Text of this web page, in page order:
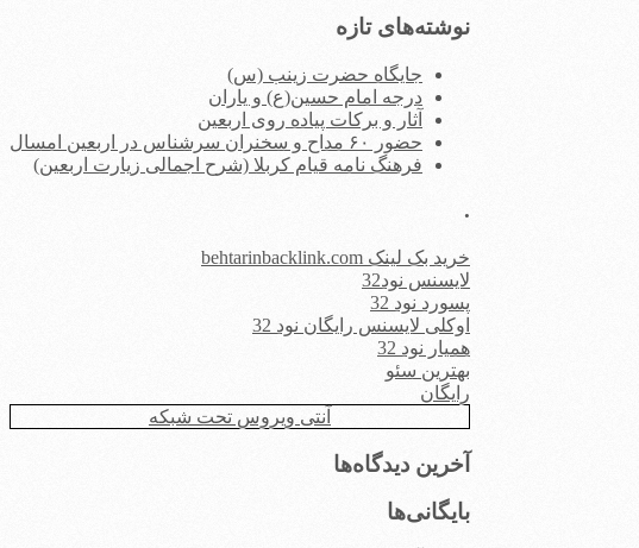
نوشته‌های تازه
جایگاه حضرت زینب (س)
درجه امام حسین(ع) و یاران
آثار و برکات پیاده روی اربعین
حضور ۶۰ مداح و سخنران سرشناس در اربعین امسال
فرهنگ نامه قیام کربلا (شرح اجمالی زیارت اربعین)
.
خرید بک لینک behtarinbacklink.com
لایسنس نود32
پسورد نود 32
اوکلی لایسنس رایگان نود 32
همیار نود 32
بهترین سئو
رایگان
آنتی ویروس تحت شبکه
آخرین دیدگاه‌ها
بایگانی‌ها